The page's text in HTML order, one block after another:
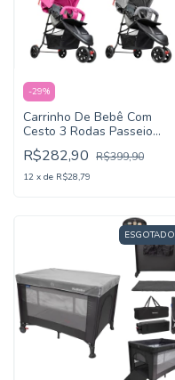
-29%
Carrinho De Bebê Com
Cesto 3 Rodas Passeio
EasyGo KaBaby
R$282,90 R$399,90
12 x de R$28,79
ESGOTADO